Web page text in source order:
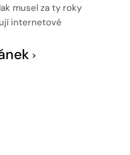
musel za ty roky
internetové